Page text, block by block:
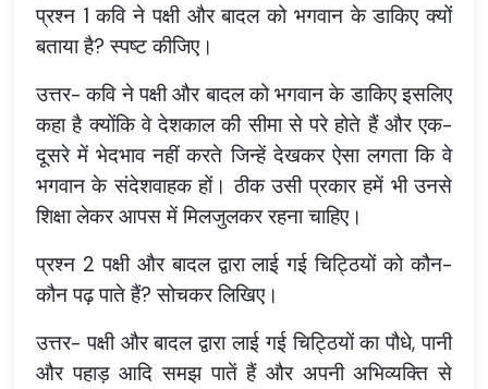
प्रश्न 1 कवि ने पक्षी और बादल को भगवान के डाकिए क्यों
बताया है? स्पष्ट कीजिए।
उत्तर- कवि ने पक्षी और बादल को भगवान के डाकिए इसलिए
कहा है क्योंकि वे देशकाल की सीमा से परे होते हैं और एक-
दूसरे में भेदभाव नहीं करते जिन्हें देखकर ऐसा लगता कि वे
भगवान के संदेशवाहक हों। ठीक उसी प्रकार हमें भी उनसे
शिक्षा लेकर आपस में मिलजुलकर रहना चाहिए।
प्रश्न 2 पक्षी और बादल द्वारा लाई गई चिट्ठियों को कौन-
कौन पढ़ पाते हैं? सोचकर लिखिए।
उत्तर- पक्षी और बादल द्वारा लाई गई चिट्ठियों का पौधे, पानी
और पहाड़ आदि समझ पातें हैं और अपनी अभिव्यक्ति से